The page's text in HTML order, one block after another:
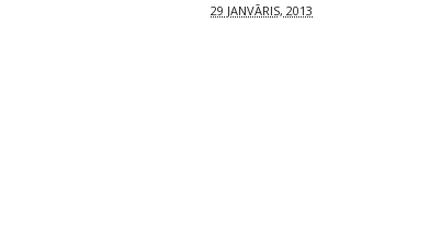
29 JANVĀRIS, 2013